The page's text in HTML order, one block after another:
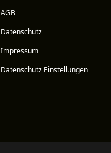
AGB
Datenschutz
Impressum
Datenschutz Einstellungen